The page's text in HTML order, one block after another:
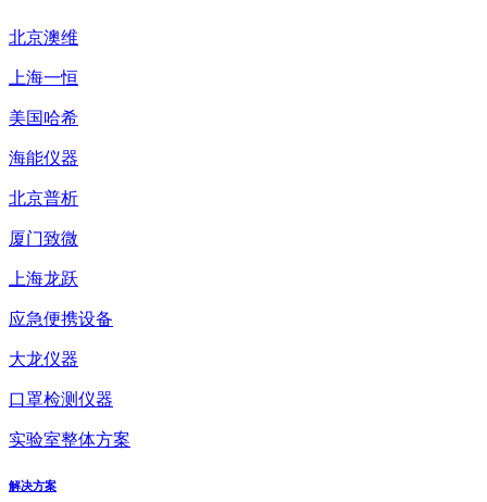
北京澳维
上海一恒
美国哈希
海能仪器
北京普析
厦门致微
上海龙跃
应急便携设备
大龙仪器
口罩检测仪器
实验室整体方案
解决方案